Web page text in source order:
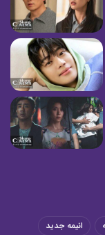
انیمه جدید